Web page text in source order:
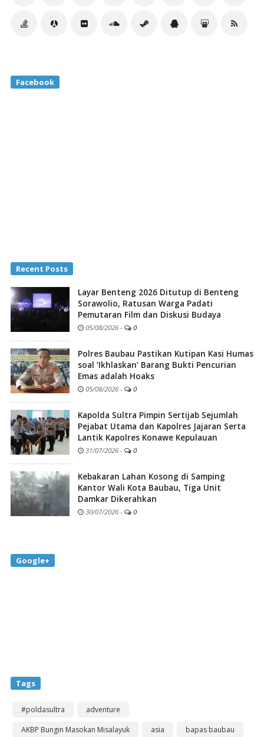
Facebook
Recent Posts
Layar Benteng 2026 Ditutup di Benteng
Sorawolio, Ratusan Warga Padati
Pemutaran Film dan Diskusi Budaya
05/08/2026 - 0
Polres Baubau Pastikan Kutipan Kasi Humas
soal ‘Ikhlaskan’ Barang Bukti Pencurian
Emas adalah Hoaks
05/08/2026 - 0
Kapolda Sultra Pimpin Sertijab Sejumlah
Pejabat Utama dan Kapolres Jajaran Serta
Lantik Kapolres Konawe Kepulauan
31/07/2026 - 0
Kebakaran Lahan Kosong di Samping
Kantor Wali Kota Baubau, Tiga Unit
Damkar Dikerahkan
30/07/2026 - 0
Google+
Tags
#poldasultra
adventure
AKBP Bungin Masokan Misalayuk
asia
bapas baubau